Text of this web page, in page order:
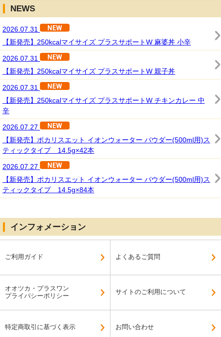
NEWS
2026.07.31
【新発売】250kcalマイサイズ プラスサポートW 麻婆丼 小辛
2026.07.31
【新発売】250kcalマイサイズ プラスサポートW 親子丼
2026.07.31
【新発売】250kcalマイサイズ プラスサポートW チキンカレー 中
辛
2026.07.27
【新発売】ポカリスエット イオンウォーター パウダー(500ml用)ス
ティックタイプ 14.5g×42本
2026.07.27
【新発売】ポカリスエット イオンウォーター パウダー(500ml用)ス
ティックタイプ 14.5g×84本
インフォメーション
ご利用ガイド よくあるご質問
オオツカ・プラスワン
プライバシーポリシー
サイトのご利用について
特定商取引に基づく表示 お問い合わせ